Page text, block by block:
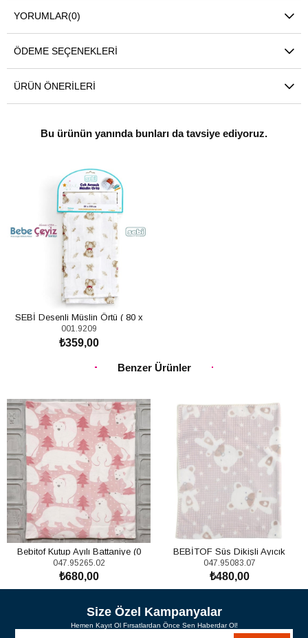
YORUMLAR(0)
ÖDEME SEÇENEKLERI
ÜRÜN ÖNERILERI
Bu ürünün yanında bunları da tavsiye ediyoruz.
SEBİ Desenli Müslin Örtü ( 80 x
100cm)
001.9209
₺359,00
Benzer Ürünler
Bebitof Kutup Ayılı Battaniye (0
Ay+)
047.95265.02
₺680,00
SEPETE EKLE
BEBİTOF Süs Dikişli Ayıcık
Battaniye
047.95083.07
₺480,00
SEPETE EKLE
Size Özel Kampanyalar
Hemen Kayıt Ol Fırsatlardan Önce Sen Haberdar Ol!